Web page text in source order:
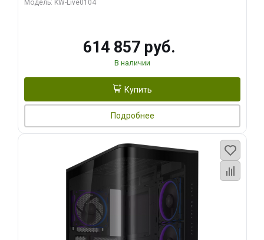
Модель: KW-Live0104
614 857 руб.
В наличии
Купить
Подробнее